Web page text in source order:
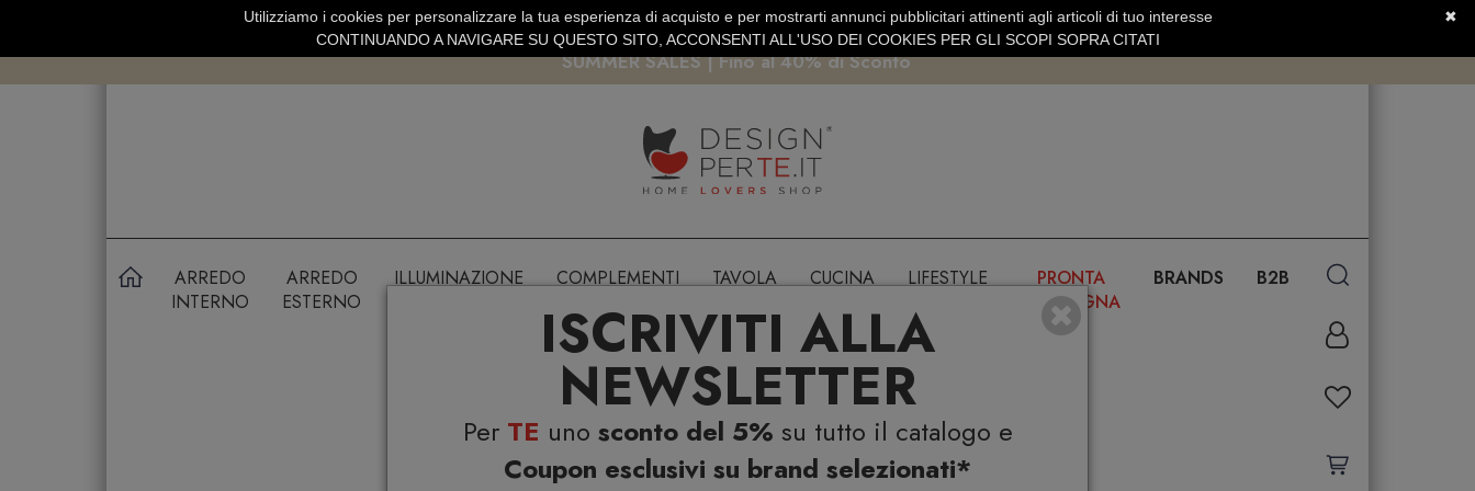
ISCRIVITI ALLA
NEWSLETTER
Per TE uno sconto del 5% su tutto il catalogo e
Coupon esclusivi su brand selezionati*
SPEDIZIONE GRATUITA SOPRA 99 EURO PAGAMENTO SICURO PAYPAL · CARTA DI CREDITO SERVIZIO CLIENTI +39.0773.470.562
SUMMER SALES | Fino al 40% di Sconto
ARREDO
INTERNO
ARREDO
ESTERNO
ILLUMINAZIONE COMPLEMENTI TAVOLA CUCINA LIFESTYLE
PRONTA
CONSEGNA
BRANDS B2B
✖
Utilizziamo i cookies per personalizzare la tua esperienza di acquisto e per mostrarti annunci pubblicitari attinenti agli articoli di tuo interesse
CONTINUANDO A NAVIGARE SU QUESTO SITO, ACCONSENTI ALL'USO DEI COOKIES PER GLI SCOPI SOPRA CITATI